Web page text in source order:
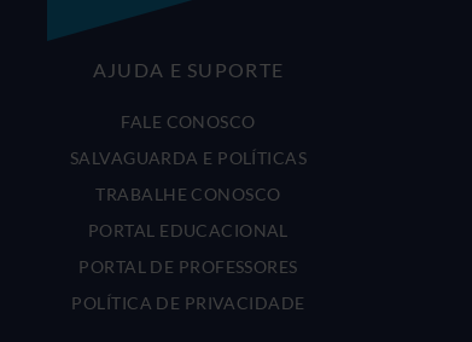
AJUDA E SUPORTE
FALE CONOSCO
SALVAGUARDA E POLÍTICAS
TRABALHE CONOSCO
PORTAL EDUCACIONAL
PORTAL DE PROFESSORES
POLÍTICA DE PRIVACIDADE